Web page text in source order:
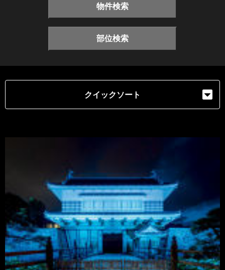
物件検索
部位検索
クイックソート